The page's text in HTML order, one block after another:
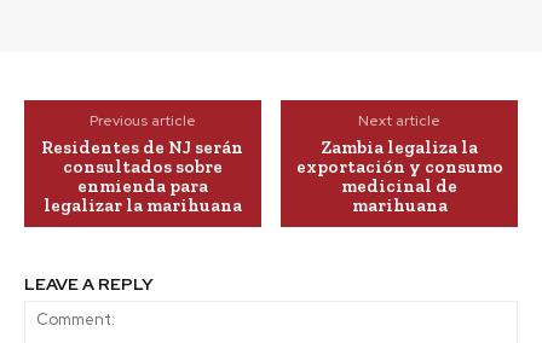
Previous article
Residentes de NJ serán
consultados sobre
enmienda para
legalizar la marihuana
Next article
Zambia legaliza la
exportación y consumo
medicinal de
marihuana
LEAVE A REPLY